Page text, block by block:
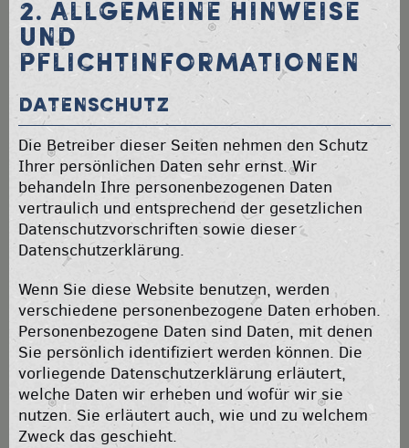
2. ALLGEMEINE HINWEISE
UND
PFLICHTINFORMATIONEN
Datenschutz
Die Betreiber dieser Seiten nehmen den Schutz
Ihrer persönlichen Daten sehr ernst. Wir
behandeln Ihre personenbezogenen Daten
vertraulich und entsprechend der gesetzlichen
Datenschutzvorschriften sowie dieser
Datenschutzerklärung.
Wenn Sie diese Website benutzen, werden
verschiedene personenbezogene Daten erhoben.
Personenbezogene Daten sind Daten, mit denen
Sie persönlich identifiziert werden können. Die
vorliegende Datenschutzerklärung erläutert,
welche Daten wir erheben und wofür wir sie
nutzen. Sie erläutert auch, wie und zu welchem
Zweck das geschieht.